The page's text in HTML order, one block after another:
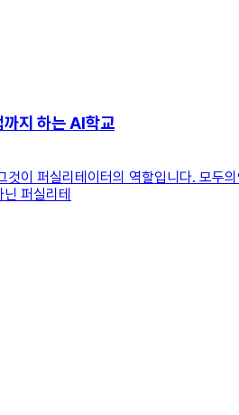
지 하는 AI학교
이 퍼실리테이터의 역할입니다. 모두
퍼실리테